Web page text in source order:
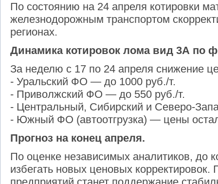
По состоянию на 24 апреля котировки
железнодорожным транспортом
регионах.
Динамика котировок лома вид 3А по
За неделю с 17 по 24 апреля снижение
- Уральский ФО — до 1000 руб./т.
- Приволжский ФО — до 550 руб./т.
- Центральный, Сибирский и Северо-
- Южный ФО (автоотгрузка) — цены
Прогноз на конец апреля.
По оценке независимых аналитиков, до
избегать новых ценовых корректировок.